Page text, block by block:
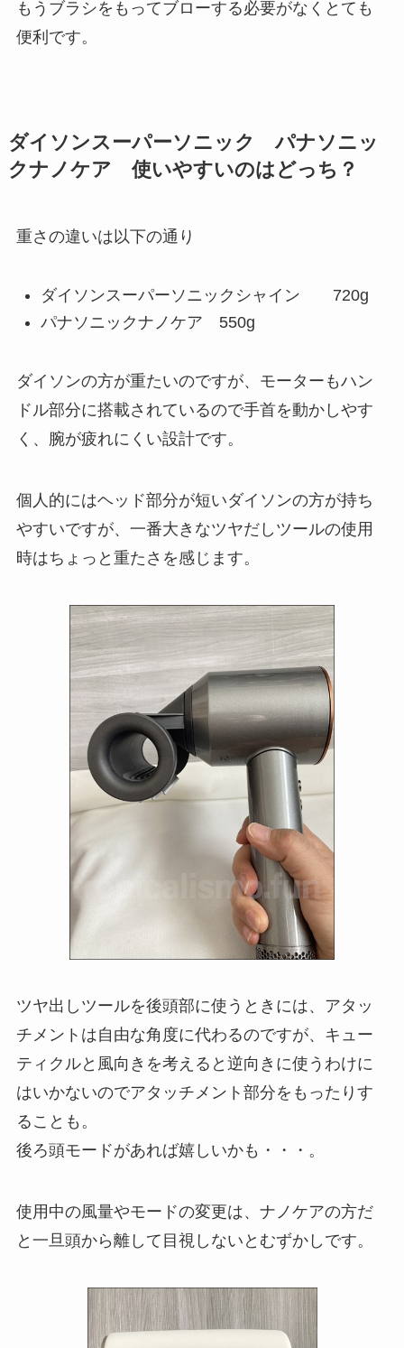
もうブラシをもってブローする必要がなくとても
便利です。
ダイソンスーパーソニック パナソニッ
クナノケア 使いやすいのはどっち？
重さの違いは以下の通り
ダイソンスーパーソニックシャイン 720g
パナソニックナノケア 550g
ダイソンの方が重たいのですが、モーターもハン
ドル部分に搭載されているので手首を動かしやす
く、腕が疲れにくい設計です。
個人的にはヘッド部分が短いダイソンの方が持ち
やすいですが、一番大きなツヤだしツールの使用
時はちょっと重たさを感じます。
ツヤ出しツールを後頭部に使うときには、アタッ
チメントは自由な角度に代わるのですが、キュー
ティクルと風向きを考えると逆向きに使うわけに
はいかないのでアタッチメント部分をもったりす
ることも。
後ろ頭モードがあれば嬉しいかも・・・。
使用中の風量やモードの変更は、ナノケアの方だ
と一旦頭から離して目視しないとむずかしです。